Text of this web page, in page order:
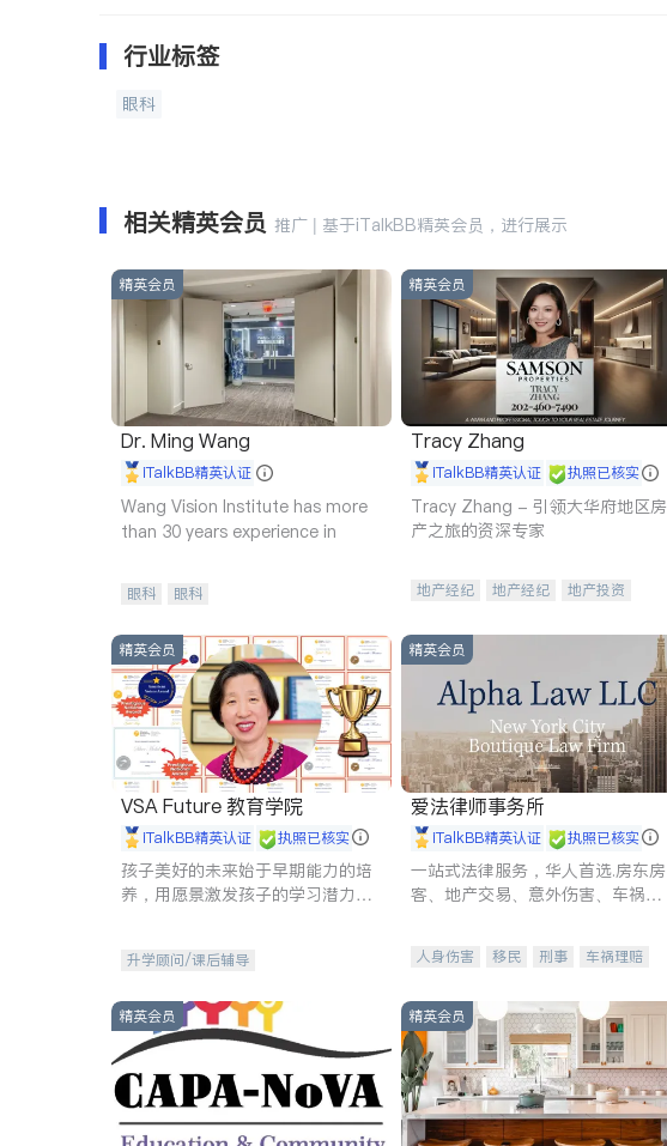
行业标签
眼科
相关精英会员 推广 | 基于iTalkBB精英会员，进行展示
精英会员
Dr. Ming Wang
iTalkBB精英认证
Wang Vision Institute has more
than 30 years experience in
眼科 眼科
精英会员
Tracy Zhang
iTalkBB精英认证 执照已核实
Tracy Zhang - 引领大华府地区房
产之旅的资深专家
地产经纪 地产经纪
地产投资
精英会员
VSA Future 教育学院
iTalkBB精英认证 执照已核实
孩子美好的未来始于早期能力的培
养，用愿景激发孩子的学习潜力和
升学顾问/课后辅导
精英会员
爱法律师事务所
iTalkBB精英认证 执照已核实
一站式法律服务，华人首选.房东房
客、地产交易、意外伤害、车祸重
人身伤害 移民 刑事
车祸理赔
商标注册
索赔 律师-其它 保释
精英会员 精英会员